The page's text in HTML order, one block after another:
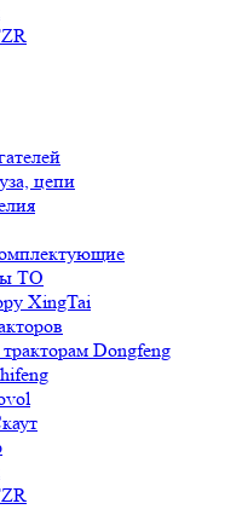
цепи
ТО
XingTai
Dongfeng